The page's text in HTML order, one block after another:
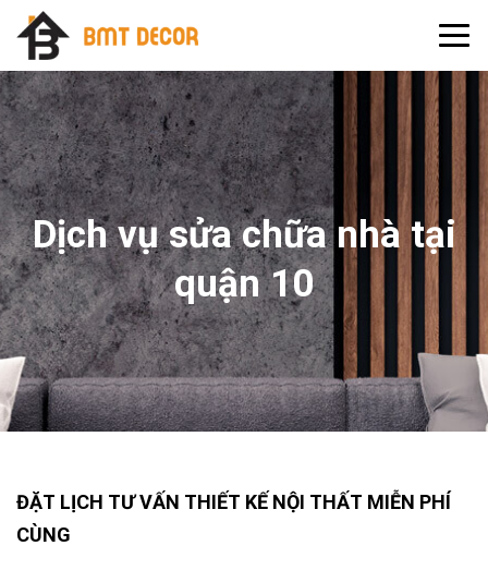
Dịch vụ sửa chữa nhà tại
quận 10
ĐẶT LỊCH TƯ VẤN THIẾT KẾ NỘI THẤT MIỄN PHÍ
CÙNG